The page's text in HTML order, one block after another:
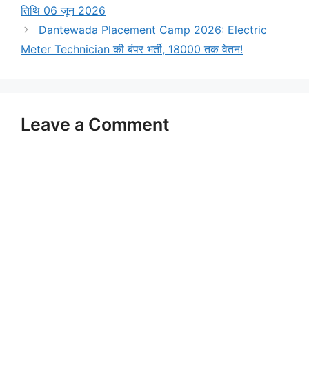
तिथि 06 जून 2026
Dantewada Placement Camp 2026: Electric
Meter Technician की बंपर भर्ती, 18000 तक वेतन!
Leave a Comment